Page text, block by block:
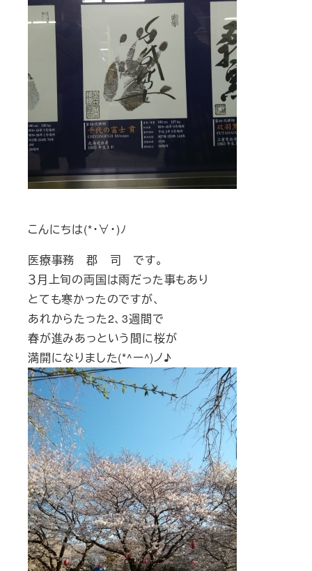
こんにちは(*・∀・)ﾉ
医療事務 郡 司 です。
３月上旬の両国は雨だった事もあり
とても寒かったのですが、
あれからたった2、3週間で
春が進みあっという間に桜が
満開になりました(*^ー^)ノ♪